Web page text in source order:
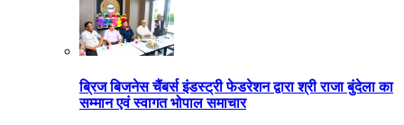
ब्रिज बिजनेस चैंबर्स इंडस्ट्री फेडरेशन द्वारा श्री राजा बुंदेला का
सम्मान एवं स्वागत भोपाल समाचार